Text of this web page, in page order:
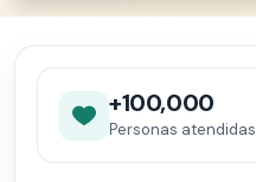
+100,000
Personas atendidas